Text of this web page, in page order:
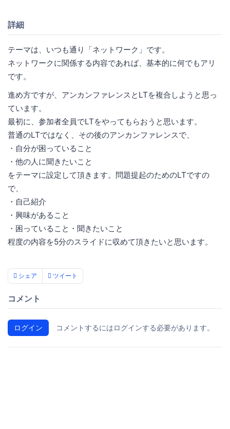
詳細
テーマは、いつも通り「ネットワーク」です。
ネットワークに関係する内容であれば、基本的に何でもアリ
です。
進め方ですが、アンカンファレンスとLTを複合しようと思っ
ています。
最初に、参加者全員でLTをやってもらおうと思います。
普通のLTではなく、その後のアンカンファレンスで、
・自分が困っていること
・他の人に聞きたいこと
をテーマに設定して頂きます。問題提起のためのLTですの
で、
・自己紹介
・興味があること
・困っていること・聞きたいこと
程度の内容を5分のスライドに収めて頂きたいと思います。
シェア ツイート
コメント
ログイン コメントするにはログインする必要があります。